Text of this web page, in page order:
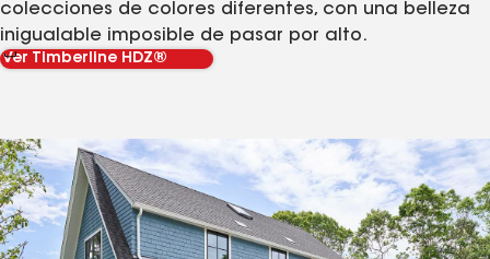
colecciones de colores diferentes, con una belleza
inigualable imposible de pasar por alto.
Ver Timberline HDZ®